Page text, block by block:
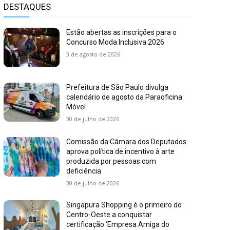
DESTAQUES
Estão abertas as inscrições para o
Concurso Moda Inclusiva 2026
3 de agosto de 2026
Prefeitura de São Paulo divulga
calendário de agosto da Paraoficina
Móvel
30 de julho de 2026
Comissão da Câmara dos Deputados
aprova política de incentivo à arte
produzida por pessoas com
deficiência
30 de julho de 2026
Singapura Shopping é o primeiro do
Centro-Oeste a conquistar
certificação ‘Empresa Amiga do